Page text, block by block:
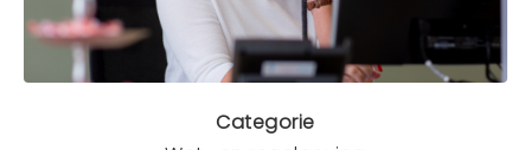
Mens en dier
Veelgestelde vragenContact
Categorie